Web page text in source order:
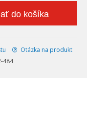
do košíka
Otázka na produkt
484